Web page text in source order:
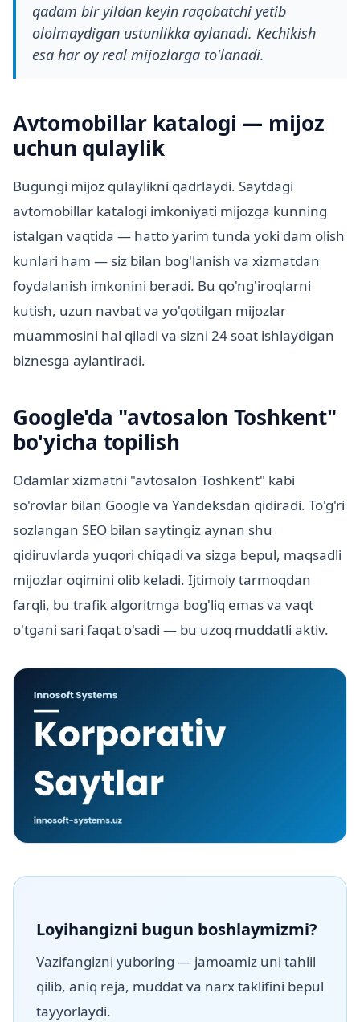
qadam bir yildan keyin raqobatchi yetib
ololmaydigan ustunlikka aylanadi. Kechikish
esa har oy real mijozlarga to'lanadi.
Avtomobillar katalogi — mijoz
uchun qulaylik
Bugungi mijoz qulaylikni qadrlaydi. Saytdagi
avtomobillar katalogi imkoniyati mijozga kunning
istalgan vaqtida — hatto yarim tunda yoki dam olish
kunlari ham — siz bilan bog'lanish va xizmatdan
foydalanish imkonini beradi. Bu qo'ng'iroqlarni
kutish, uzun navbat va yo'qotilgan mijozlar
muammosini hal qiladi va sizni 24 soat ishlaydigan
biznesga aylantiradi.
Google'da "avtosalon Toshkent"
bo'yicha topilish
Odamlar xizmatni "avtosalon Toshkent" kabi
so'rovlar bilan Google va Yandeksdan qidiradi. To'g'ri
sozlangan SEO bilan saytingiz aynan shu
qidiruvlarda yuqori chiqadi va sizga bepul, maqsadli
mijozlar oqimini olib keladi. Ijtimoiy tarmoqdan
farqli, bu trafik algoritmga bog'liq emas va vaqt
o'tgani sari faqat o'sadi — bu uzoq muddatli aktiv.
Loyihangizni bugun boshlaymizmi?
Vazifangizni yuboring — jamoamiz uni tahlil
qilib, aniq reja, muddat va narx taklifini bepul
tayyorlaydi.